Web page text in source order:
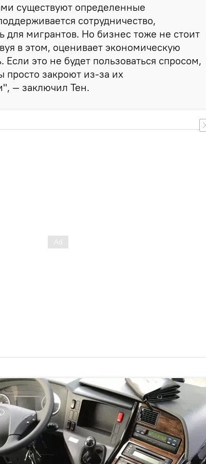
существуют определенные
сотрудничество,
для мигрантов. Но бизнес тоже не стоит
в этом, оценивает экономическую
Если это не будет пользоваться спросом,
просто закроют из-за их
— заключил Тен.